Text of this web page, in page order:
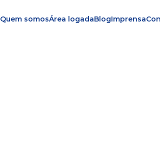
Quem somosÁrea logadaBlogImprensa